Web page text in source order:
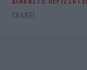
CHANEL